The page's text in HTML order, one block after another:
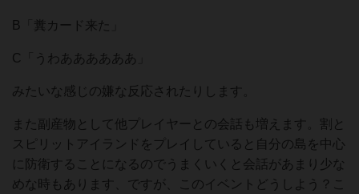
B「糞カード来た」
C「うわああああああ」
みたいな感じの嫌な反応されたりします。
また副産物として他プレイヤーとの会話も増えます。割と
スピリットアイランドをプレイしていると自分の島を中心
に防衛することになるのでうまくいくと会話があまり少な
めな時もあります、ですが、このイベントどうしよう？こ